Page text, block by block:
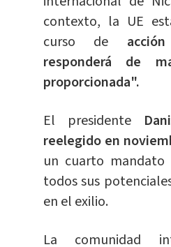
contexto, la UE
curso de
responderá de
proporcionada".
El presidente
reelegido en
un cuarto mandato
todos sus
en el exilio.
La comunidad